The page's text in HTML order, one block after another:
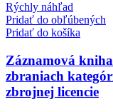
Rýchly náhľad
Pridať do obľúbených
Pridať do košíka
Záznamová
zbraniach
zbrojnej licencie